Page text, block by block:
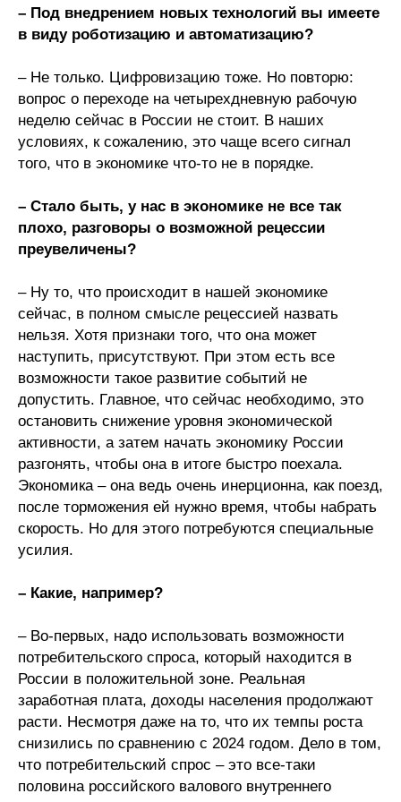
О совете
Регулярные прогнозы
Квартальный прогноз
Краткосрочный прогноз
Оценка индекса промышленного
производства
Центр «Климатическая политика и
экономика России»
Образование и карьера
Кафедра МФТИ
Кафедра МАДИ
Аспирантура
Поступление
Обучение
Диссертационный совет
О совете
– Под внедрением новых технологий вы имеете
в виду роботизацию и автоматизацию?
– Не только. Цифровизацию тоже. Но повторю:
вопрос о переходе на четырехдневную рабочую
неделю сейчас в России не стоит. В наших
условиях, к сожалению, это чаще всего сигнал
того, что в экономике что-то не в порядке.
– Стало быть, у нас в экономике не все так
плохо, разговоры о возможной рецессии
преувеличены?
– Ну то, что происходит в нашей экономике
сейчас, в полном смысле рецессией назвать
нельзя. Хотя признаки того, что она может
наступить, присутствуют. При этом есть все
возможности такое развитие событий не
допустить. Главное, что сейчас необходимо, это
остановить снижение уровня экономической
активности, а затем начать экономику России
разгонять, чтобы она в итоге быстро поехала.
Экономика – она ведь очень инерционна, как поезд,
после торможения ей нужно время, чтобы набрать
скорость. Но для этого потребуются специальные
усилия.
– Какие, например?
– Во-первых, надо использовать возможности
потребительского спроса, который находится в
России в положительной зоне. Реальная
заработная плата, доходы населения продолжают
расти. Несмотря даже на то, что их темпы роста
снизились по сравнению с 2024 годом. Дело в том,
что потребительский спрос – это все-таки
половина российского валового внутреннего